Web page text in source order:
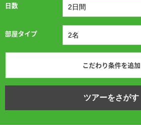
日数
部屋タイプ
こだわり条件を追加
ツアーをさがす